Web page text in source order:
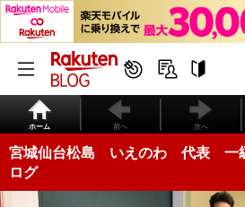
ホーム 前へ 次へ
宮城仙台松島 いえのわ 代表 一
ログ